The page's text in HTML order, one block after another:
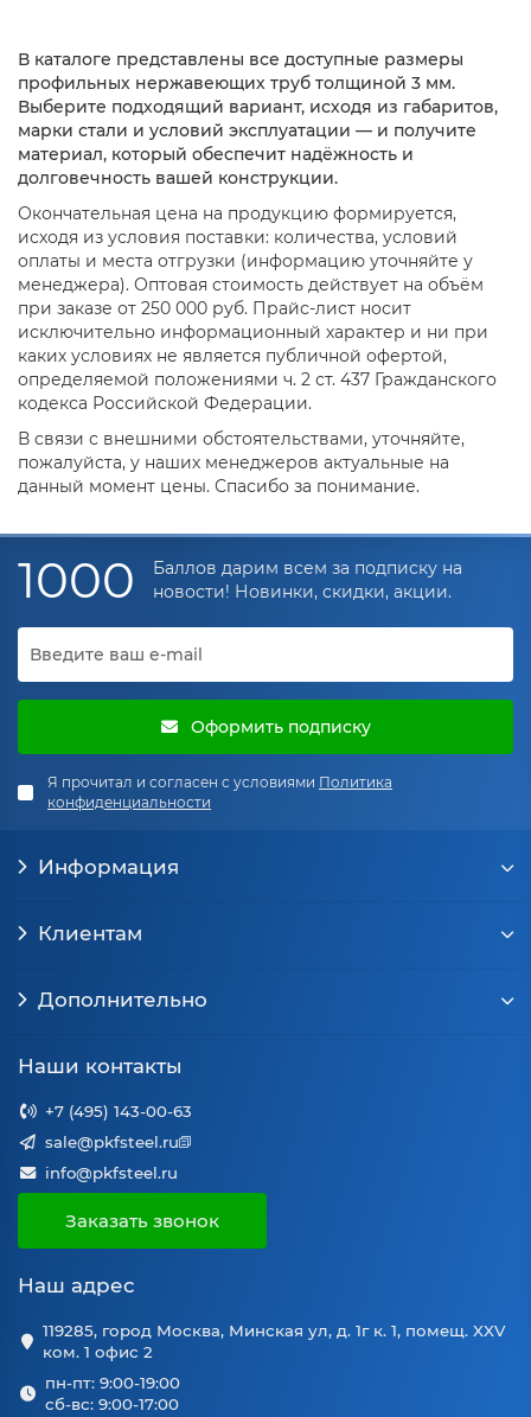
В каталоге представлены все доступные размеры
профильных нержавеющих труб толщиной 3 мм.
Выберите подходящий вариант, исходя из габаритов,
марки стали и условий эксплуатации — и получите
материал, который обеспечит надёжность и
долговечность вашей конструкции.
Окончательная цена на продукцию формируется,
исходя из условия поставки: количества, условий
оплаты и места отгрузки (информацию уточняйте у
менеджера). Оптовая стоимость действует на объём
при заказе от 250 000 руб. Прайс-лист носит
исключительно информационный характер и ни при
каких условиях не является публичной офертой,
определяемой положениями ч. 2 ст. 437 Гражданского
кодекса Российской Федерации.
В связи с внешними обстоятельствами, уточняйте,
пожалуйста, у наших менеджеров актуальные на
данный момент цены. Спасибо за понимание.
1000
Баллов дарим всем за подписку на
новости! Новинки, скидки, акции.
Оформить подписку
Я прочитал и согласен с условиями Политика
конфиденциальности
Информация
Клиентам
Дополнительно
Наши контакты
+7 (495) 143-00-63
sale@pkfsteel.ru
info@pkfsteel.ru
Заказать звонок
Наш адрес
119285, город Москва, Минская ул, д. 1г к. 1, помещ. XXV
ком. 1 офис 2
пн-пт: 9:00-19:00
сб-вс: 9:00-17:00